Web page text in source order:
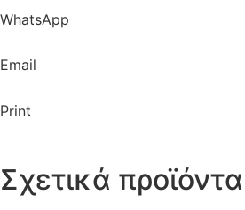
WhatsApp
Email
Print
Σχετικά προϊόντα